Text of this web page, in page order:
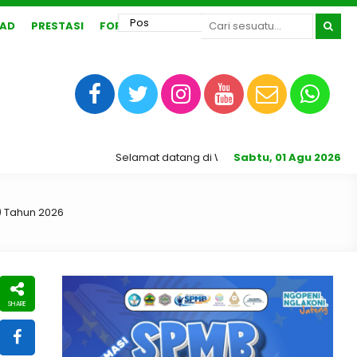
PRESTASI FORUM
Sabtu, 01 Agu 2026
Selamat datang di Website Resmi SMA N 1
2026